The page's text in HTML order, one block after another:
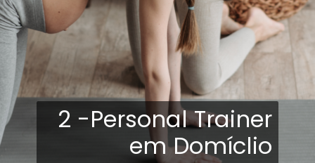
2 -Personal Trainer
em Domíclio